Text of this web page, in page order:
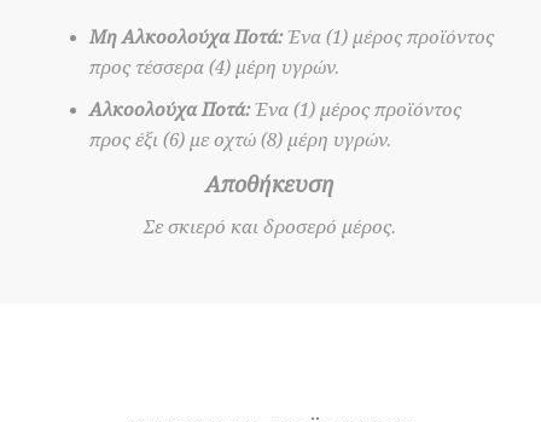
Μη Αλκοολούχα Ποτά:Ένα (1) μέρος προϊόντος
προς τέσσερα (4) μέρη υγρών.
Αλκοολούχα Ποτά:Ένα (1) μέρος προϊόντος
προς έξι (6) με οχτώ (8) μέρη υγρών.
Αποθήκευση
Σε σκιερό και δροσερό μέρος.